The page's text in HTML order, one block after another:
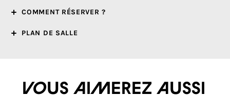
COMMENT RÉSERVER ?
PLAN DE SALLE
Vous aimerez aussi